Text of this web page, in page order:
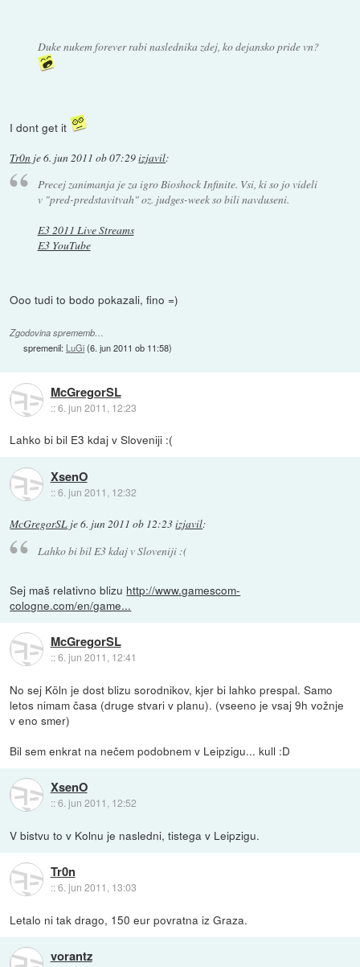
Duke nukem forever rabi naslednika zdej, ko dejansko pride vn?
I dont get it
Tr0n je6. jun 2011 ob 07:29izjavil:
Precej zanimanja je za igro Bioshock Infinite. Vsi, ki so jo videli
v "pred-predstavitvah" oz. judges-week so bili navduseni.
E3 2011 Live Streams
E3 YouTube
Ooo tudi to bodo pokazali, fino =)
Zgodovina sprememb…
spremenil: LuGi(6. jun 2011 ob 11:58)
McGregorSL
::6. jun 2011, 12:23
Lahko bi bil E3 kdaj v Sloveniji :(
XsenO
::6. jun 2011, 12:32
McGregorSL je6. jun 2011 ob 12:23izjavil:
Lahko bi bil E3 kdaj v Sloveniji :(
Sej maš relativno blizu http://www.gamescom-
cologne.com/en/game...
McGregorSL
::6. jun 2011, 12:41
No sej Köln je dost blizu sorodnikov, kjer bi lahko prespal. Samo
letos nimam časa (druge stvari v planu). (vseeno je vsaj 9h vožnje
v eno smer)
Bil sem enkrat na nečem podobnem v Leipzigu... kull :D
XsenO
::6. jun 2011, 12:52
V bistvu to v Kolnu je nasledni, tistega v Leipzigu.
Tr0n
::6. jun 2011, 13:03
Letalo ni tak drago, 150 eur povratna iz Graza.
vorantz